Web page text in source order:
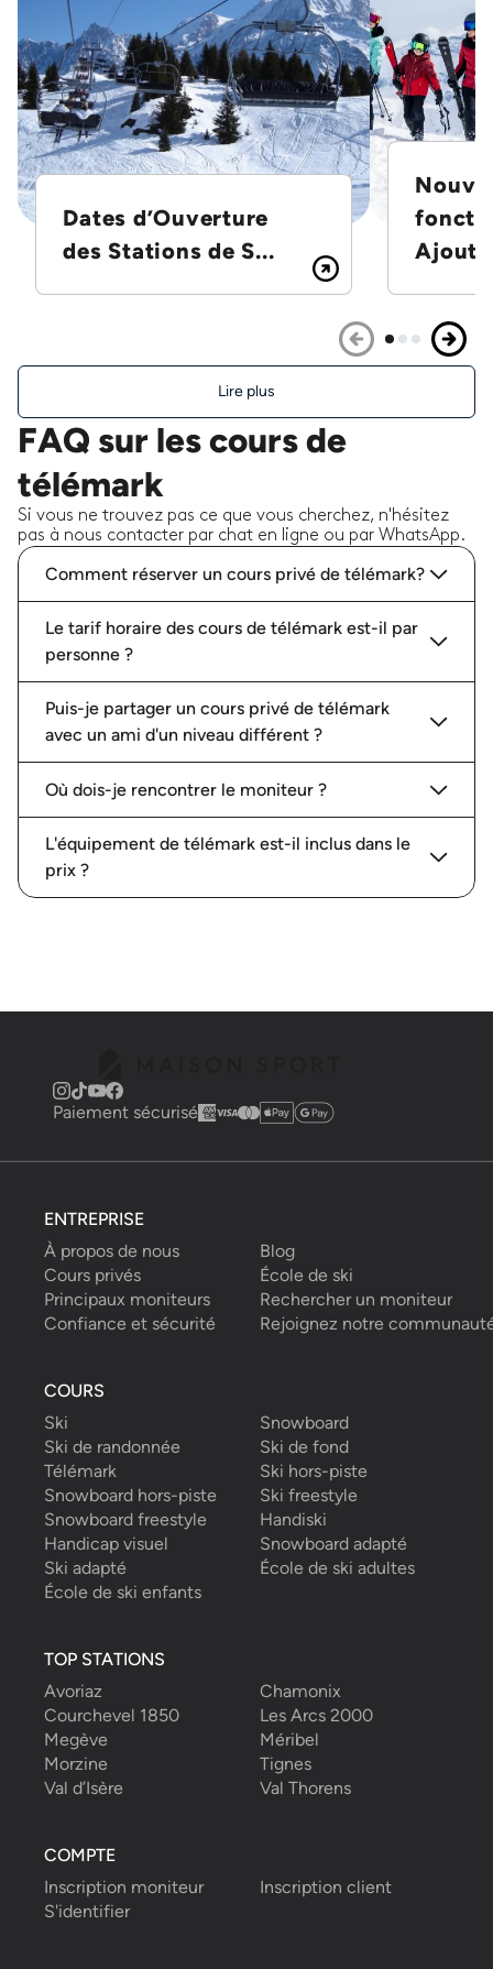
Dates d’Ouverture
des Stations de S...
Lire plus
FAQ sur les cours de
télémark
Si vous ne trouvez pas ce que vous cherchez, n'hésitez
pas à nous contacter par chat en ligne ou par WhatsApp.
Comment réserver un cours privé de télémark?
Le tarif horaire des cours de télémark est-il par
personne ?
Puis-je partager un cours privé de télémark
avec un ami d'un niveau différent ?
Où dois-je rencontrer le moniteur ?
L'équipement de télémark est-il inclus dans le
prix ?
Paiement sécurisé
ENTREPRISE
À propos de nous
Blog
Cours privés
École de ski
Principaux moniteurs
Rechercher un moniteur
Confiance et sécurité
Rejoignez notre
COURS
Ski
Snowboard
Ski de randonnée
Ski de fond
Télémark
Ski hors-piste
Snowboard hors-piste
Ski freestyle
Snowboard freestyle
Handiski
Handicap visuel
Snowboard adapté
Ski adapté
École de ski adultes
École de ski enfants
TOP STATIONS
Avoriaz
Chamonix
Courchevel 1850
Les Arcs 2000
Megève
Méribel
Morzine
Tignes
Val d’Isère
Val Thorens
COMPTE
Inscription moniteur
Inscription client
S'identifier